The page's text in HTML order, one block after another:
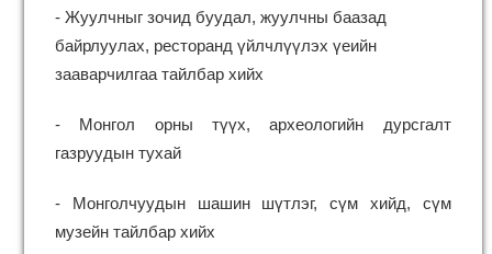
- Жуулчныг зочид буудал, жуулчны баазад
байрлуулах, ресторанд үйлчлүүлэх үеийн
зааварчилгаа тайлбар хийх
- Монгол орны түүх, археологийн дурсгалт
газруудын тухай
- Монголчуудын шашин шүтлэг, сүм хийд, сүм
музейн тайлбар хийх